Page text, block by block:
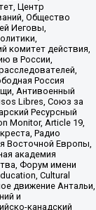
Центр
Общество
Иеговы,
комитет действия,
в России,
Россия
Антивоенный
Libres, Союз за
Ресурсный
Monitor, Article 19,
Радио
Восточной Европы,
академия
Форум имени
Cultural
движение Антальи,
и
канадский